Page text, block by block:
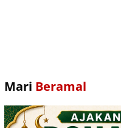
Mari Beramal